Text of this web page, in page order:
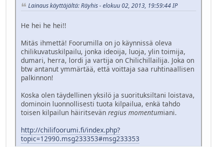
Lainaus käyttäjältä: Räyhis - elokuu 02, 2013, 19:59:44 IP
He hei he hei!!
Mitäs ihmettä! Foorumilla on jo käynnissä oleva
chilikuvatuskilpailu, jonka ideoija, luoja, ylin toimija,
dumari, herra, lordi ja vartija on Chilichillailija. Joka on
btw antanut ymmärtää, että voittaja saa ruhtinaallisen
palkinnon!
Koska olen täydellinen yksilö ja suorituksiltani loistava,
dominoin luonnollisesti tuota kilpailua, enkä tahdo
toisen kilpailun häiritsevän regius momentumiani.
http://chilifoorumi.fi/index.php?
topic=12990.msg233353#msg233353